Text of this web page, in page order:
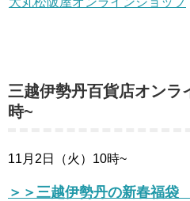
三越伊勢丹百貨店オンラ
時~
11月2日（火）10時~
＞＞三越伊勢丹の新春福